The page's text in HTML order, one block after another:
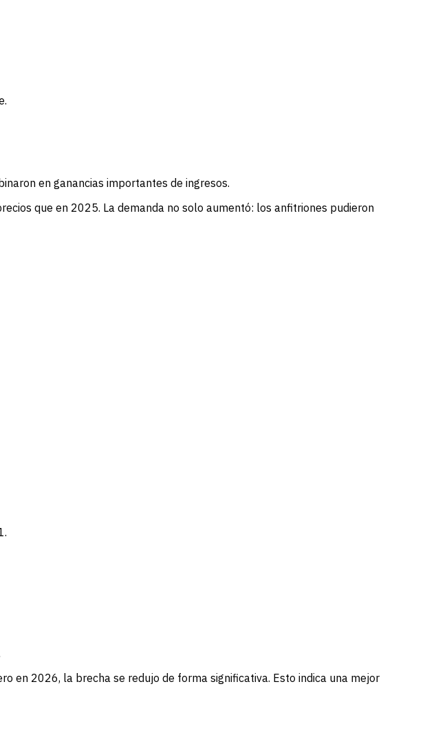
en ganancias importantes de ingresos.
que en 2025. La demanda no solo aumentó: los anfitriones pudieron
en 2026, la brecha se redujo de forma significativa. Esto indica una mejor